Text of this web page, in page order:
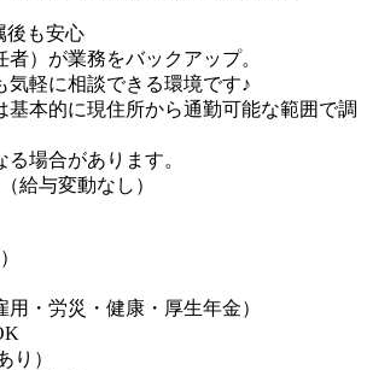
後も安心
）が業務をバックアップ。
軽に相談できる環境です♪
本的に現住所から通勤可能な範囲で調
場合があります。
給与変動なし）
用・労災・健康・厚生年金）
り）